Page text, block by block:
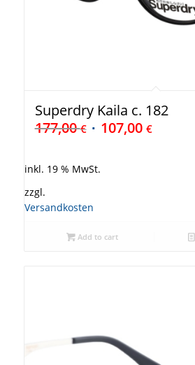
Superdry Kaila c. 182
177,00€ 107,00 €
inkl. 19 % MwSt.
zzgl.
Versandkosten
Add to cart